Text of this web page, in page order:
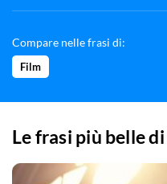
Compare nelle frasi di:
Film
Le frasi più belle